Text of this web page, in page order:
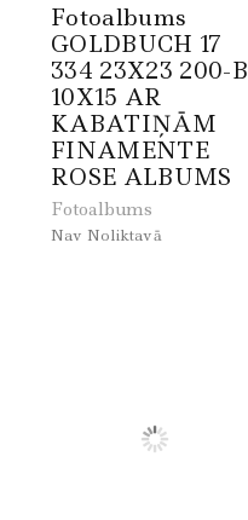
Fotoalbums
GOLDBUCH 17
334 23X23 200-B
10X15 AR
KABATIŅĀM
FINAMENTE
ROSE ALBUMS
Fotoalbums
Nav Noliktavā